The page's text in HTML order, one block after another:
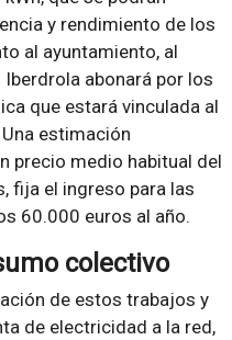
y rendimiento de los
al ayuntamiento, al
abonará por los
que estará vinculada al
estimación
precio medio habitual del
fija el ingreso para las
60.000 euros al año.
colectivo
de estos trabajos y
de electricidad a la red,